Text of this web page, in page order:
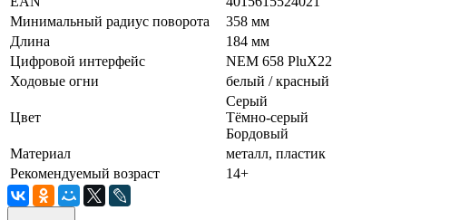
Минимальный радиус поворота
358 мм
Длина
184 мм
Цифровой интерфейс
NEM 658 PluX22
Ходовые огни
белый / красный
Цвет
Серый
Тёмно-серый
Бордовый
Материал
металл, пластик
Рекомендуемый возраст
14+